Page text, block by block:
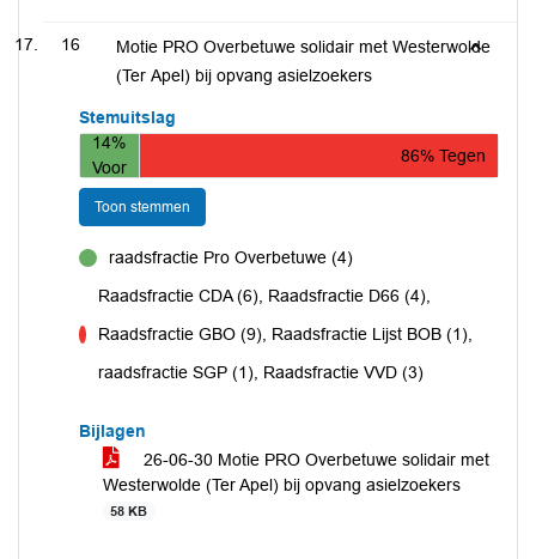
16
Motie PRO Overbetuwe solidair met Westerwolde
(Ter Apel) bij opvang asielzoekers
Stemuitslag
14%
Voor
86% Tegen
Toon stemmen
raadsfractie Pro Overbetuwe (4)
Raadsfractie CDA (6), Raadsfractie D66 (4),
Raadsfractie GBO (9), Raadsfractie Lijst BOB (1),
raadsfractie SGP (1), Raadsfractie VVD (3)
Bijlagen
26-06-30 Motie PRO Overbetuwe solidair met
Westerwolde (Ter Apel) bij opvang asielzoekers
58 KB